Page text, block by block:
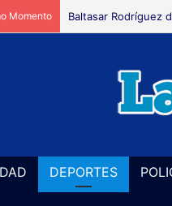
Momento Se realizó el taller
DEPORTES